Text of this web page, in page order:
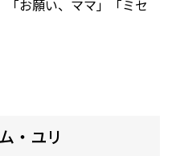
お願い、ママ」「ミセ
・ユリ